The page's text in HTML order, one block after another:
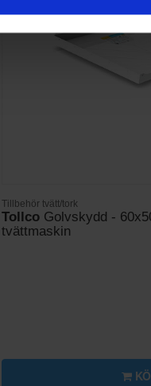
Tillbehör tvätt/tork
TollcoGolvskydd -
tvättmaskin